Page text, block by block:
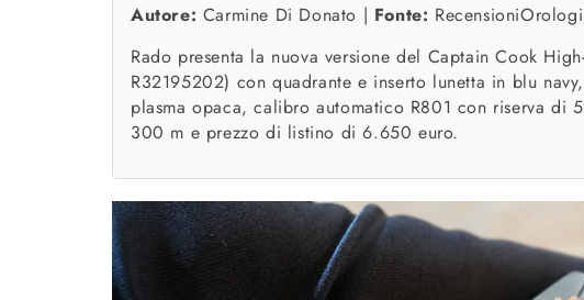
Autore: Carmine Di Donato | Fonte:
Rado presenta la nuova versione del Captain Cook
R32195202) con quadrante e inserto lunetta in blu
plasma opaca, calibro automatico R801 con riserva di
300 m e prezzo di listino di 6.650 euro.